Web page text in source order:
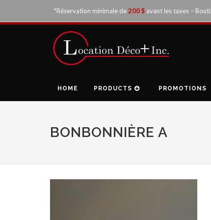
*Réservation minimale de200 $ avant les taxes –
HOME PRODUCTS PROMOTIONS
BONBONNIÈRE A